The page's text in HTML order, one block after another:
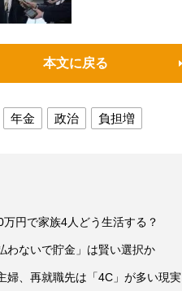
本文に戻る
年金 政治 負担増
万円で家族4人どう生活する？
わないで貯金」は賢い選択か
婦、再就職先は「4C」が多い現実